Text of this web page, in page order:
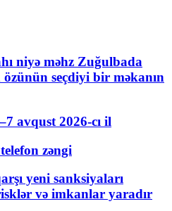
niyə məhz Zuğulbada
özünün seçdiyi bir məkanın
avqust 2026-cı il
zəngi
yeni sanksiyaları
və imkanlar yaradır